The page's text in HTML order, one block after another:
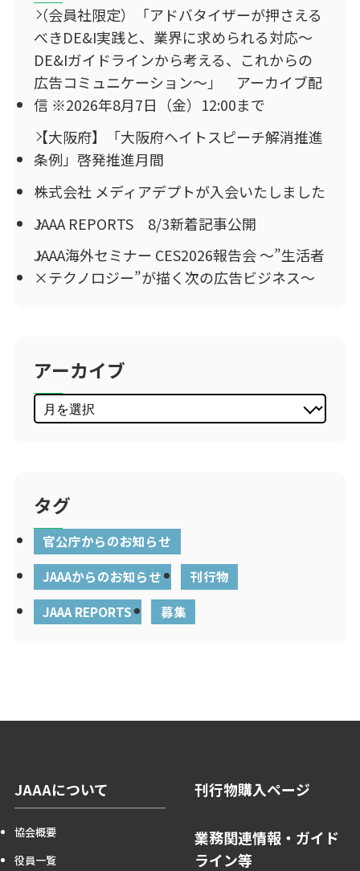
（会員社限定）「アドバタイザーが押さえる
べきDE&I実践と、業界に求められる対応～
DE&Iガイドラインから考える、これからの
広告コミュニケーション～」 アーカイブ配
信 ※2026年8月7日（金）12:00まで
【大阪府】「大阪府ヘイトスピーチ解消推進
条例」啓発推進月間
株式会社 メディアデプトが入会いたしました
JAAA REPORTS 8/3新着記事公開
JAAA海外セミナー CES2026報告会 ～”生活者
×テクノロジー”が描く次の広告ビジネス～
アーカイブ
タグ
官公庁からのお知らせ
JAAAからのお知らせ
刊行物
JAAA REPORTS
募集
JAAAについて
協会概要
役員一覧
刊行物購入ページ
業務関連情報・ガイド
ライン等